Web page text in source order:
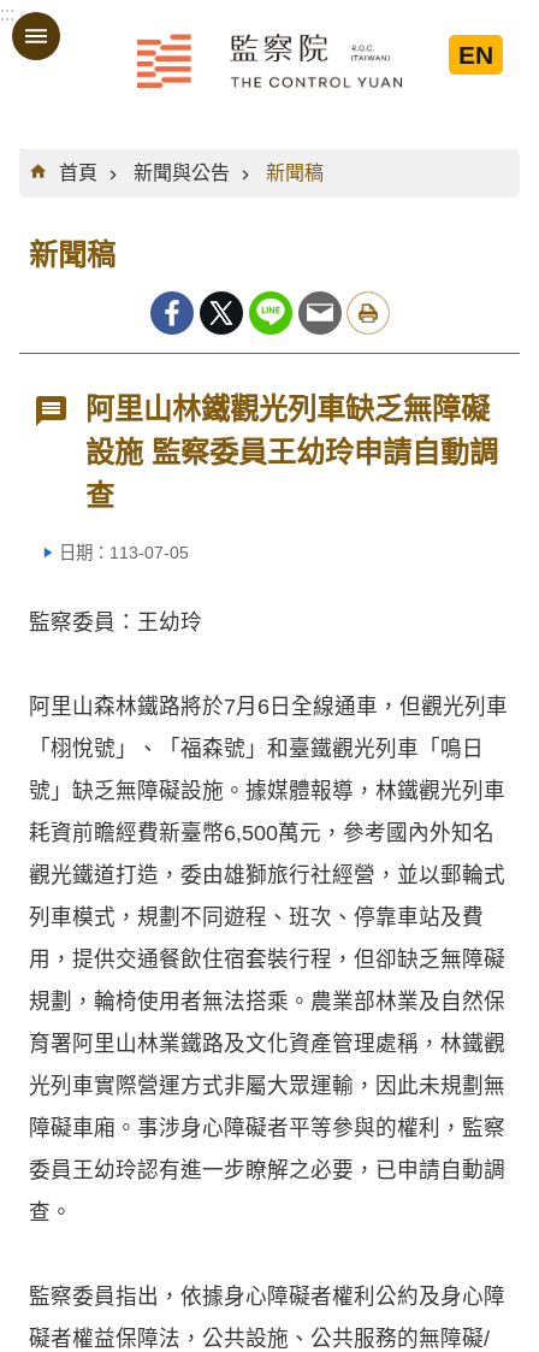
跳到主要內容區塊
:::
EN
:::
首頁
新聞與公告 新聞稿
新聞稿
阿里山林鐵觀光列車缺乏無障礙
設施 監察委員王幼玲申請自動調
查
日期：113-07-05
監察委員：王幼玲
阿里山森林鐵路將於7月6日全線通車，但觀光列車
「栩悅號」、「福森號」和臺鐵觀光列車「鳴日
號」缺乏無障礙設施。據媒體報導，林鐵觀光列車
耗資前瞻經費新臺幣6,500萬元，參考國內外知名
觀光鐵道打造，委由雄獅旅行社經營，並以郵輪式
列車模式，規劃不同遊程、班次、停靠車站及費
用，提供交通餐飲住宿套裝行程，但卻缺乏無障礙
規劃，輪椅使用者無法搭乘。農業部林業及自然保
育署阿里山林業鐵路及文化資產管理處稱，林鐵觀
光列車實際營運方式非屬大眾運輸，因此未規劃無
障礙車廂。事涉身心障礙者平等參與的權利，監察
委員王幼玲認有進一步瞭解之必要，已申請自動調
查。
監察委員指出，依據身心障礙者權利公約及身心障
礙者權益保障法，公共設施、公共服務的無障礙/